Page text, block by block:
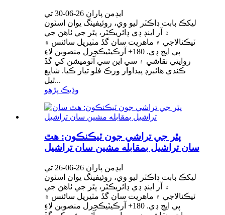
ايڊمن پاران 26-06-30 تي
ليکڪ بابت ڊاڪٽر ليو وي، روئيفينگ يوان اسٽون
۾ آر اينڊ ڊي ڊائريڪٽر، پٿر جي ٺاھڻ جي
ٽيڪنالاجي ۾ ماهريت سان گڏ مٽيريل سائنس ۾
پي ايڇ ڊي. 180+ آرڪيٽيڪچرل منصوبن لاءِ
روايتي نقاشي ۽ سي اين سي آٽوميشن کي گڏ
ڪندي هائبرڊ پيداوار ورڪ فلو تيار ڪيا. شايع
ٿيل...
وڌيڪ پڙهو
پٿر جي تراشي جون ٽيڪنڪون: هٿ
سان تراشيل بمقابله مشين سان تراشيل
ايڊمن پاران 26-06-26 تي
ليکڪ بابت ڊاڪٽر ليو وي، روئيفينگ يوان اسٽون
۾ آر اينڊ ڊي ڊائريڪٽر، پٿر جي ٺاھڻ جي
ٽيڪنالاجي ۾ ماهريت سان گڏ مٽيريل سائنس ۾
پي ايڇ ڊي. 180+ آرڪيٽيڪچرل منصوبن لاءِ